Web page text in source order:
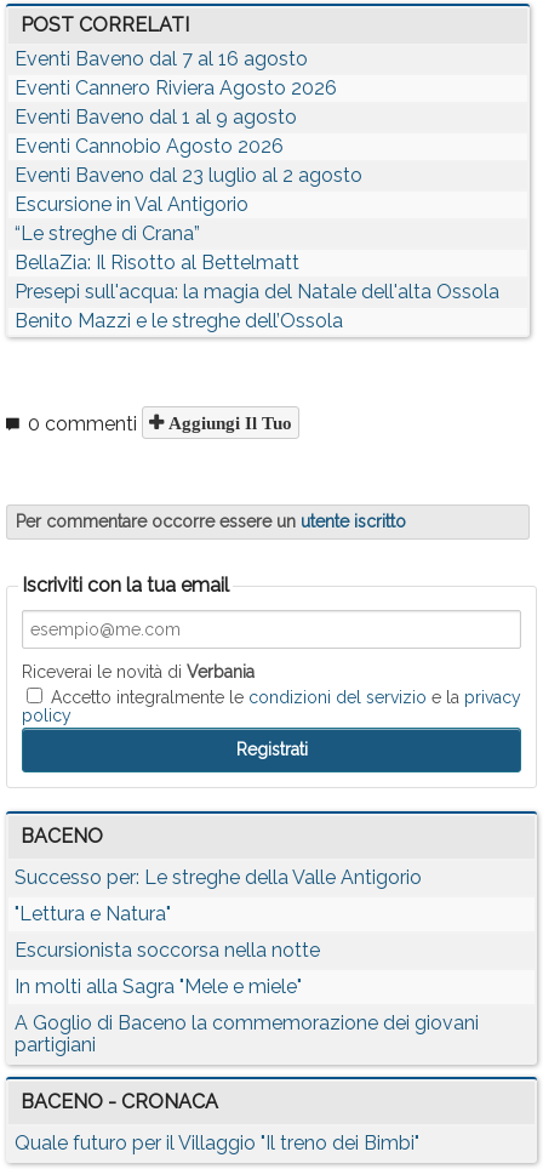
POST CORRELATI
Eventi Baveno dal 7 al 16 agosto
Eventi Cannero Riviera Agosto 2026
Eventi Baveno dal 1 al 9 agosto
Eventi Cannobio Agosto 2026
Eventi Baveno dal 23 luglio al 2 agosto
Escursione in Val Antigorio
“Le streghe di Crana”
BellaZia: Il Risotto al Bettelmatt
Presepi sull'acqua: la magia del Natale dell'alta Ossola
Benito Mazzi e le streghe dell’Ossola
0 commenti Aggiungi Il Tuo
Per commentare occorre essere un utente iscritto
Iscriviti con la tua email
Riceverai le novità di Verbania
Accetto integralmente le condizioni del servizio e la privacy
policy
BACENO
Successo per: Le streghe della Valle Antigorio
"Lettura e Natura"
Escursionista soccorsa nella notte
In molti alla Sagra "Mele e miele"
A Goglio di Baceno la commemorazione dei giovani
partigiani
BACENO - CRONACA
Quale futuro per il Villaggio "Il treno dei Bimbi"